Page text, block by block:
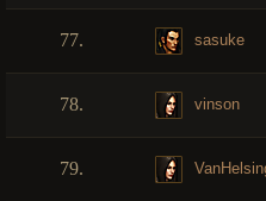
77. sasuke
78. vinson
79.